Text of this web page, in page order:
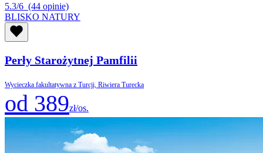
5.3/6 (44 opinie)
BLISKO NATURY
Perły Starożytnej Pamfilii
Wycieczka fakultatywna z Turcji, Riwiera Turecka
od 389zł/os.